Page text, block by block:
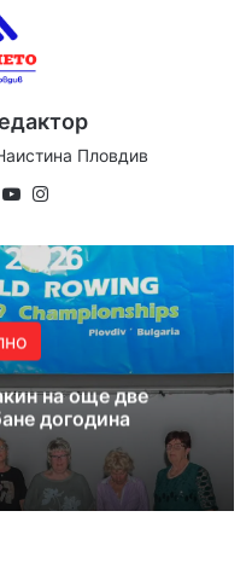
Пловдив
X YouTube
на още две
догодина